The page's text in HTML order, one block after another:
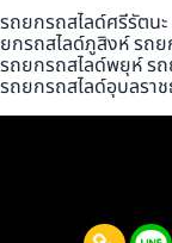
รถยกรถสไลด์ศรีรัตน
ยกรถสไลด์ภูสิงห์ รถ
รถยกรถสไลด์พยุห์ ร
รถยกรถสไลด์อุบลรา